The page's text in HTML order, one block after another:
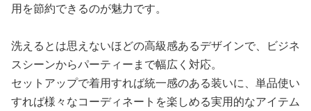
用を節約できるのが魅力です。
洗えるとは思えないほどの高級感あるデザインで、ビジネ
スシーンからパーティーまで幅広く対応。
セットアップで着用すれば統一感のある装いに、単品使い
すれば様々なコーディネートを楽しめる実用的なアイテム